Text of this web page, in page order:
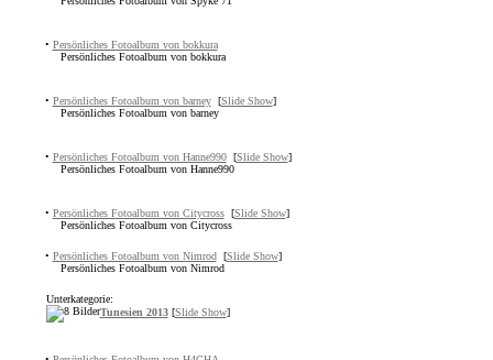
• Persönliches Fotoalbum von bokkura
Persönliches Fotoalbum von bokkura
• Persönliches Fotoalbum von barney [Slide Show]
Persönliches Fotoalbum von barney
• Persönliches Fotoalbum von Hanne990 [Slide Show]
Persönliches Fotoalbum von Hanne990
• Persönliches Fotoalbum von Citycross [Slide Show]
Persönliches Fotoalbum von Citycross
• Persönliches Fotoalbum von Nimrod [Slide Show]
Persönliches Fotoalbum von Nimrod
Unterkategorie:
Tunesien 2013[Slide Show]